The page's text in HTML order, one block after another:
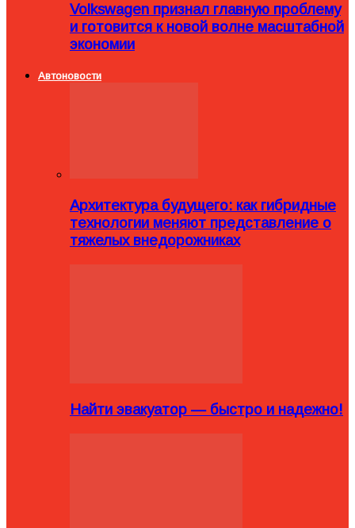
Volkswagen признал главную проблему
и готовится к новой волне масштабной
экономии
Автоновости
Архитектура будущего: как гибридные
технологии меняют представление о
тяжелых внедорожниках
Найти эвакуатор — быстро и надежно!